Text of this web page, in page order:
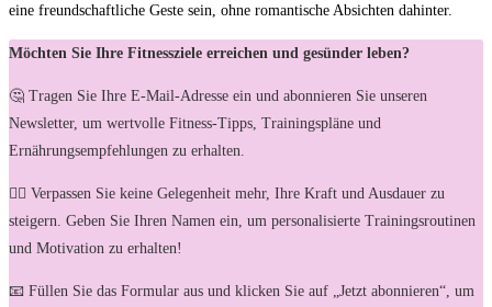
eine freundschaftliche Geste sein, ohne romantische Absichten dahinter.
Möchten Sie Ihre Fitnessziele erreichen und gesünder leben?
🤔 Tragen Sie Ihre E-Mail-Adresse ein und abonnieren Sie unseren
Newsletter, um wertvolle Fitness-Tipps, Trainingspläne und
Ernährungsempfehlungen zu erhalten.
🏋️‍♀️ Verpassen Sie keine Gelegenheit mehr, Ihre Kraft und Ausdauer zu
steigern. Geben Sie Ihren Namen ein, um personalisierte Trainingsroutinen
und Motivation zu erhalten!
📧 Füllen Sie das Formular aus und klicken Sie auf „Jetzt abonnieren“, um